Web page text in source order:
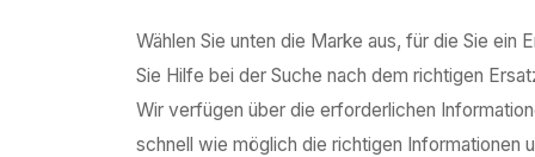
Wählen Sie unten die Marke aus, für die Sie ein
Sie Hilfe bei der Suche nach dem richtigen
Wir verfügen über die erforderlichen
schnell wie möglich die richtigen Informationen